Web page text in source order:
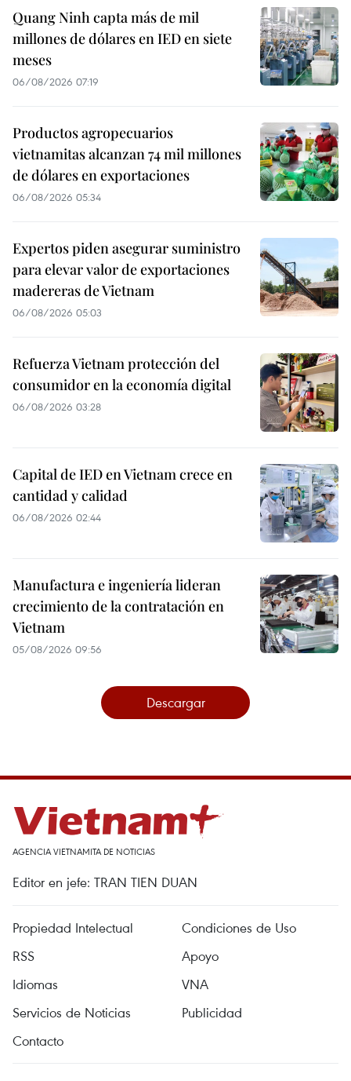
Quang Ninh capta más de mil
millones de dólares en IED en siete
meses
06/08/2026 07:19
Productos agropecuarios
vietnamitas alcanzan 74 mil millones
de dólares en exportaciones
06/08/2026 05:34
Expertos piden asegurar suministro
para elevar valor de exportaciones
madereras de Vietnam
06/08/2026 05:03
Refuerza Vietnam protección del
consumidor en la economía digital
06/08/2026 03:28
Capital de IED en Vietnam crece en
cantidad y calidad
06/08/2026 02:44
Manufactura e ingeniería lideran
crecimiento de la contratación en
Vietnam
05/08/2026 09:56
Descargar
AGENCIA VIETNAMITA DE NOTICIAS
Editor en jefe: TRAN TIEN DUAN
Propiedad Intelectual
Condiciones de Uso
RSS
Apoyo
Idiomas
VNA
Servicios de Noticias
Publicidad
Contacto